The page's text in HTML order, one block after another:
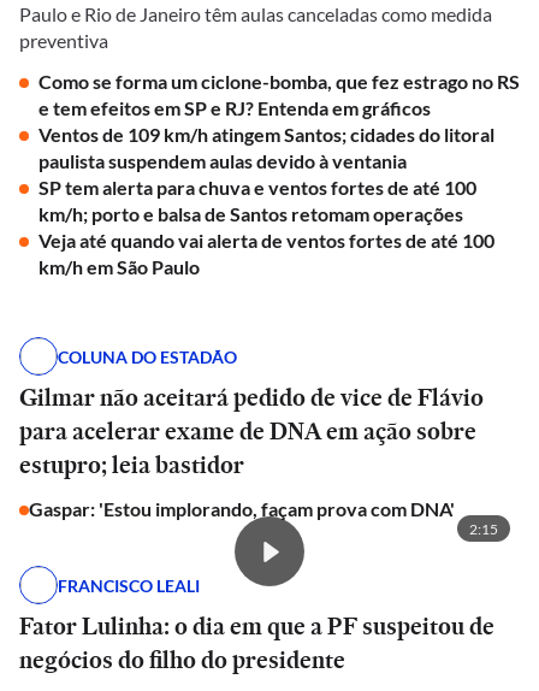
Paulo e Rio de Janeiro têm aulas canceladas como medida
preventiva
Como se forma um ciclone-bomba, que fez estrago no RS
e tem efeitos em SP e RJ? Entenda em gráficos
Ventos de 109 km/h atingem Santos; cidades do litoral
paulista suspendem aulas devido à ventania
SP tem alerta para chuva e ventos fortes de até 100
km/h; porto e balsa de Santos retomam operações
Veja até quando vai alerta de ventos fortes de até 100
km/h em São Paulo
COLUNA DO ESTADÃO
Gilmar não aceitará pedido de vice de Flávio
para acelerar exame de DNA em ação sobre
estupro; leia bastidor
Gaspar: 'Estou implorando, façam prova com DNA'
2:15
FRANCISCO LEALI
Fator Lulinha: o dia em que a PF suspeitou de
negócios do filho do presidente